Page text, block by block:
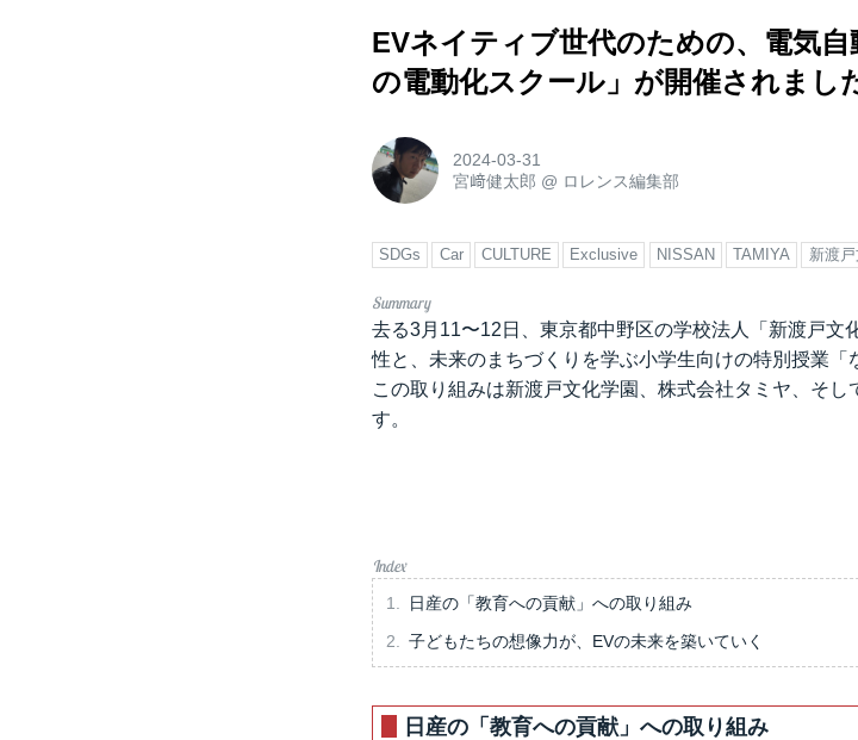
EVネイティブ世代のための、電気
の電動化スクール」が開催されまし
2024-03-31
宮﨑健太郎 @ ロレンス編集部
SDGs Car CULTURE Exclusive NISSAN TAMIYA 新渡
去る3月11〜12日、東京都中野区の学校法人「新渡戸文
性と、未来のまちづくりを学ぶ小学生向けの特別授業「
この取り組みは新渡戸文化学園、株式会社タミヤ、そ
す。
日産の「教育への貢献」への取り組み
子どもたちの想像力が、EVの未来を築いていく
日産の「教育への貢献」への取り組み